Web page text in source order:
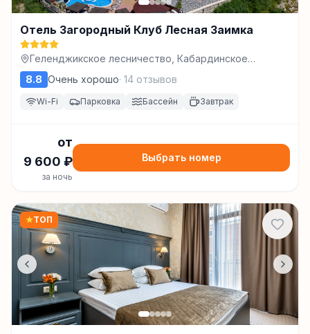
Отель Загородный Клуб Лесная Заимка
Геленджикское лесничество, Кабардинское
участковое лесничество, квартал 38А,части
выделов 11,12,13,14,15,22,34, Геленджик
8.8 Очень хорошо· 14 отзывов
Wi-Fi Парковка Бассейн Завтрак
от
9 600 ₽
за ночь
Выбрать номер
★ТОП